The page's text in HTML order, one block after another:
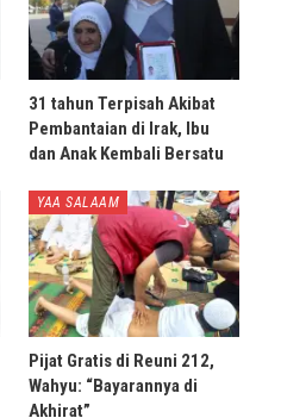
31 tahun Terpisah Akibat
Pembantaian di Irak, Ibu
dan Anak Kembali Bersatu
YAA SALAAM
Pijat Gratis di Reuni 212,
Wahyu: “Bayarannya di
Akhirat”